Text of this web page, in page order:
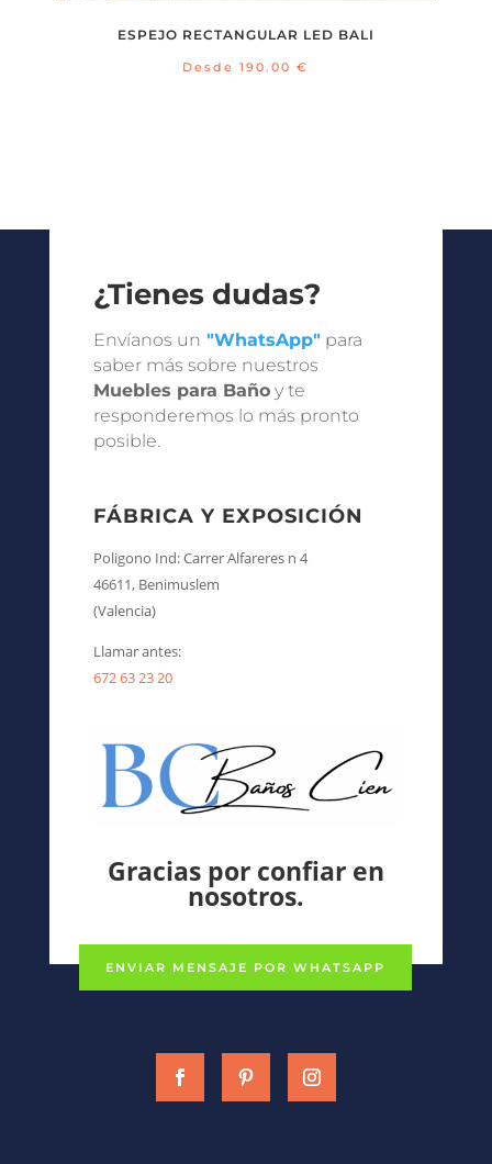
ESPEJO RECTANGULAR LED BALI
Desde 190.00€
¿Tienes dudas?
Envíanos un "WhatsApp"para
saber más sobre nuestros
Muebles para Bañoy te
responderemos lo más pronto
posible.
FÁBRICA Y EXPOSICIÓN
Poligono Ind: Carrer Alfareres n 4
46611, Benimuslem
(Valencia)
Llamar antes:
672 63 23 20
Gracias por confiar en
nosotros.
ENVIAR MENSAJE POR WHATSAPP